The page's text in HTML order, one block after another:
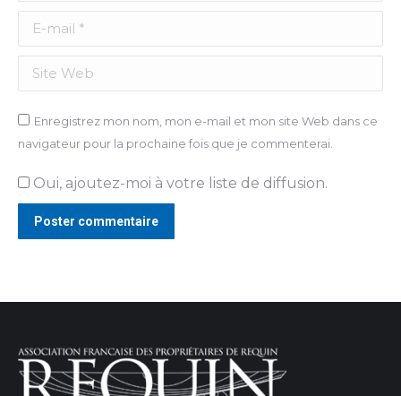
E-mail *
Site Web
Enregistrez mon nom, mon e-mail et mon site Web dans ce
navigateur pour la prochaine fois que je commenterai.
Oui, ajoutez-moi à votre liste de diffusion.
Poster commentaire